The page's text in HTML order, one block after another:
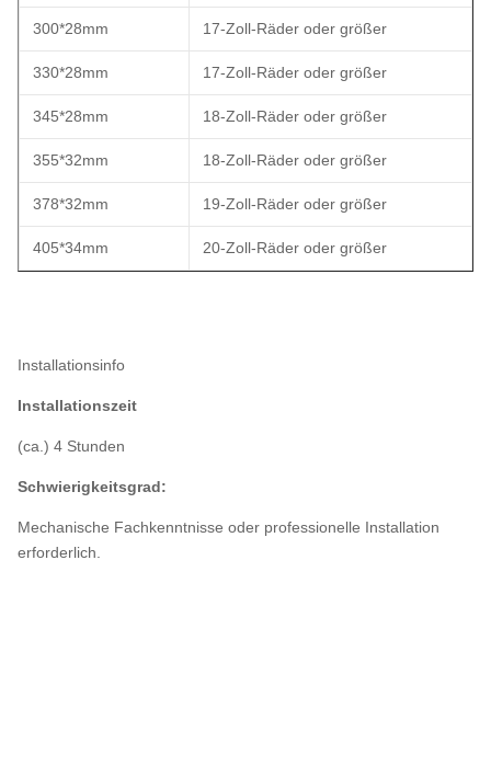
300*28mm 17-Zoll-Räder oder größer
330*28mm 17-Zoll-Räder oder größer
345*28mm 18-Zoll-Räder oder größer
355*32mm 18-Zoll-Räder oder größer
378*32mm 19-Zoll-Räder oder größer
405*34mm 20-Zoll-Räder oder größer
Installationsinfo
Installationszeit
(ca.) 4 Stunden
Schwierigkeitsgrad:
Mechanische Fachkenntnisse oder professionelle Installation
erforderlich.